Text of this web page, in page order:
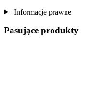
Informacje prawne
Pasujące produkty